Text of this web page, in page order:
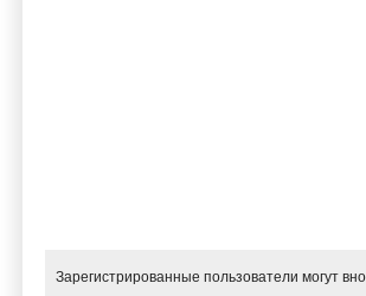
Зарегистрированные пользователи могут